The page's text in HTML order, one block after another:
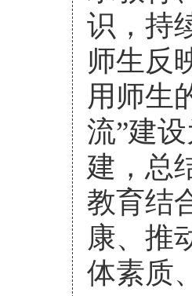
识，持
师生反
用师生
流”建
建，总
教育结
康、推
体素质